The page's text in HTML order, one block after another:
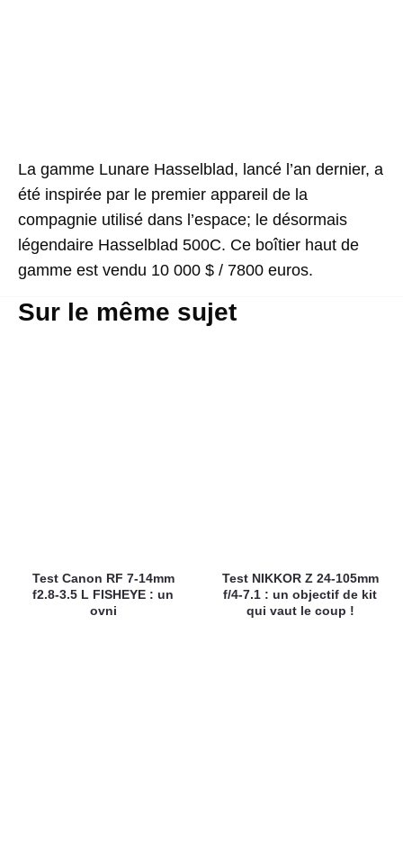
La gamme Lunare Hasselblad, lancé l’an dernier, a
été inspirée par le premier appareil de la
compagnie utilisé dans l’espace; le désormais
légendaire Hasselblad 500C. Ce boîtier haut de
gamme est vendu 10 000 $ / 7800 euros.
Sur le même sujet
Test Canon RF 7-14mm
f2.8-3.5 L FISHEYE : un
ovni
Test NIKKOR Z 24-105mm
f/4-7.1 : un objectif de kit
qui vaut le coup !